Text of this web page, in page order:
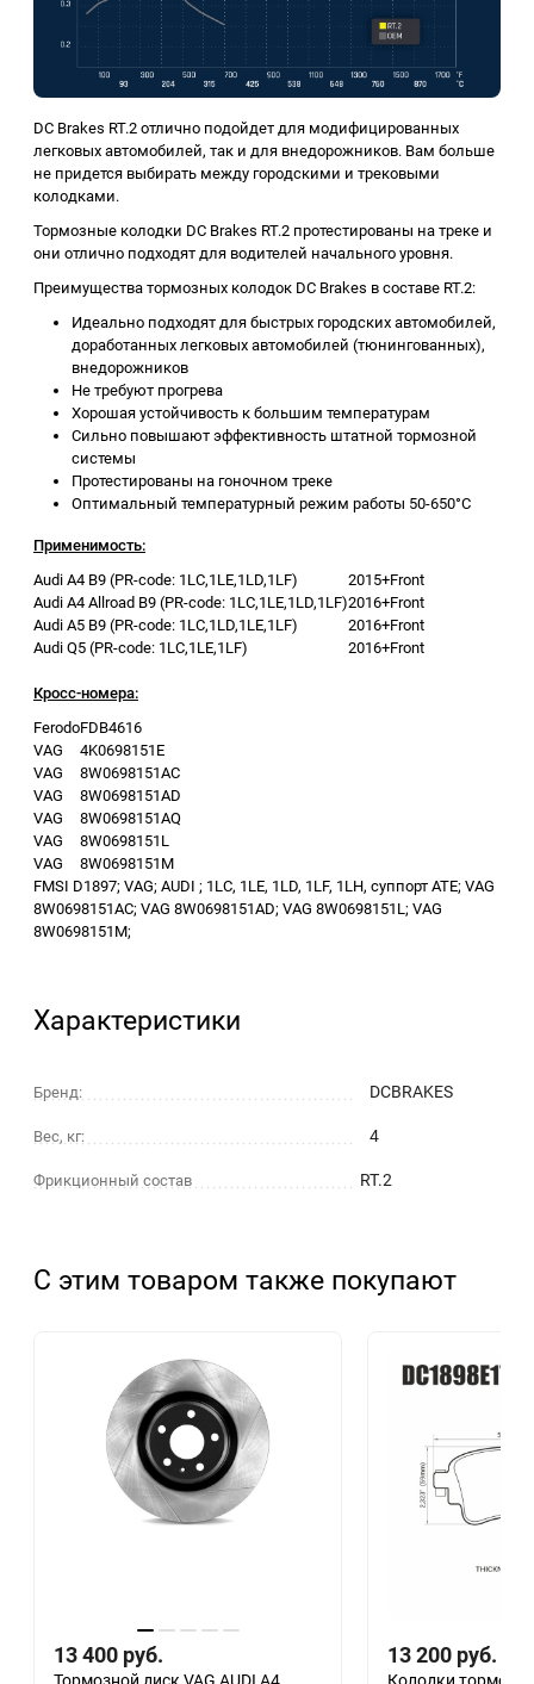
DC Brakes RT.2 отлично подойдет для модифицированных
легковых автомобилей, так и для внедорожников. Вам больше
не придется выбирать между городскими и трековыми
колодками.
Тормозные колодки DC Brakes RT.2 протестированы на треке и
они отлично подходят для водителей начального уровня.
Преимущества тормозных колодок DC Brakes в составе RT.2:
Идеально подходят для быстрых городских автомобилей,
доработанных легковых автомобилей (тюнингованных),
внедорожников
Не требуют прогрева
Хорошая устойчивость к большим температурам
Сильно повышают эффективность штатной тормозной
системы
Протестированы на гоночном треке
Оптимальный температурный режим работы 50-650°C
Применимость:
Audi A4 B9 (PR-code: 1LC,1LE,1LD,1LF)
2015+Front
Audi A4 Allroad B9 (PR-code: 1LC,1LE,1LD,1LF)2016+Front
Audi A5 B9 (PR-code: 1LC,1LD,1LE,1LF)
2016+Front
Audi Q5 (PR-code: 1LC,1LE,1LF)
2016+Front
Кросс-номера:
FerodoFDB4616
VAG
4K0698151E
VAG
8W0698151AC
VAG
8W0698151AD
VAG
8W0698151AQ
VAG
8W0698151L
VAG
8W0698151M
FMSI D1897; VAG; AUDI ; 1LC, 1LE, 1LD, 1LF, 1LH, суппорт ATE; VAG
8W0698151AC; VAG 8W0698151AD; VAG 8W0698151L; VAG
8W0698151M;
Характеристики
Бренд: DCBRAKES
Вес, кг: 4
Фрикционный состав RT.2
С этим товаром также покупают
13 400 руб. 13 200 руб.